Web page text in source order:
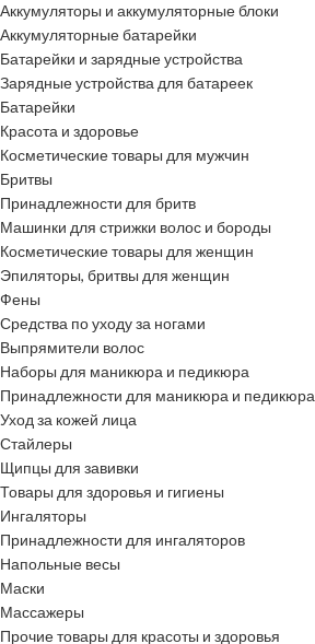
Аккумуляторы и аккумуляторные блоки
Аккумуляторные батарейки
Батарейки и зарядные устройства
Зарядные устройства для батареек
Батарейки
Красота и здоровье
Косметические товары для мужчин
Бритвы
Принадлежности для бритв
Машинки для стрижки волос и бороды
Косметические товары для женщин
Эпиляторы, бритвы для женщин
Фены
Средства по уходу за ногами
Выпрямители волос
Наборы для маникюра и педикюра
Принадлежности для маникюра и педикюра
Уход за кожей лица
Стайлеры
Щипцы для завивки
Товары для здоровья и гигиены
Ингаляторы
Принадлежности для ингаляторов
Напольные весы
Маски
Массажеры
Прочие товары для красоты и здоровья